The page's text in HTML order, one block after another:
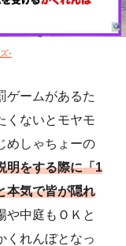
-
ゲームがあるた
くないとモヤモ
めしゃちょーの
明をする際に「1
本気で皆が隠れ
や中庭もＯＫと
くれんぼとなっ